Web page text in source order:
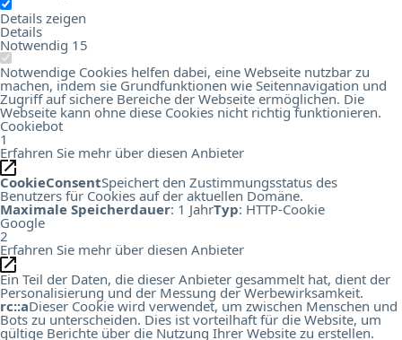
Details zeigen
Details
Notwendig 15
Notwendige Cookies helfen dabei, eine Webseite nutzbar zu
machen, indem sie Grundfunktionen wie Seitennavigation und
Zugriff auf sichere Bereiche der Webseite ermöglichen. Die
Webseite kann ohne diese Cookies nicht richtig funktionieren.
Cookiebot
1
Erfahren Sie mehr über diesen Anbieter
CookieConsentSpeichert den Zustimmungsstatus des
Benutzers für Cookies auf der aktuellen Domäne.
Maximale Speicherdauer: 1 JahrTyp: HTTP-Cookie
Google
2
Erfahren Sie mehr über diesen Anbieter
Ein Teil der Daten, die dieser Anbieter gesammelt hat, dient der
Personalisierung und der Messung der Werbewirksamkeit.
rc::aDieser Cookie wird verwendet, um zwischen Menschen und
Bots zu unterscheiden. Dies ist vorteilhaft für die Website, um
gültige Berichte über die Nutzung Ihrer Website zu erstellen.